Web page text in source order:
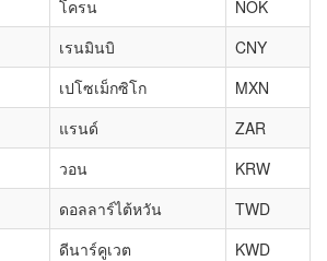
โครน
NOK
เรนมินบิ
CNY
เปโซเม็กซิโก
MXN
แรนด์
ZAR
วอน
KRW
ดอลลาร์ไต้หวัน
TWD
ดีนาร์คูเวต
KWD